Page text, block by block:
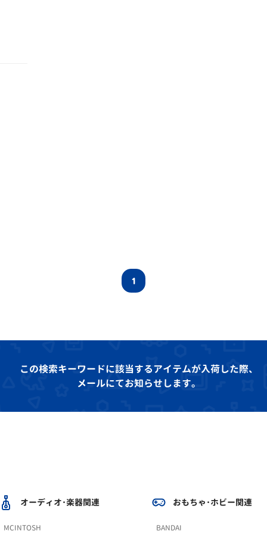
1
この検索キーワードに該当するアイテムが入荷した際、
メールにてお知らせします。
オーディオ･楽器関連
MCINTOSH
おもちゃ･ホビー関連
BANDAI